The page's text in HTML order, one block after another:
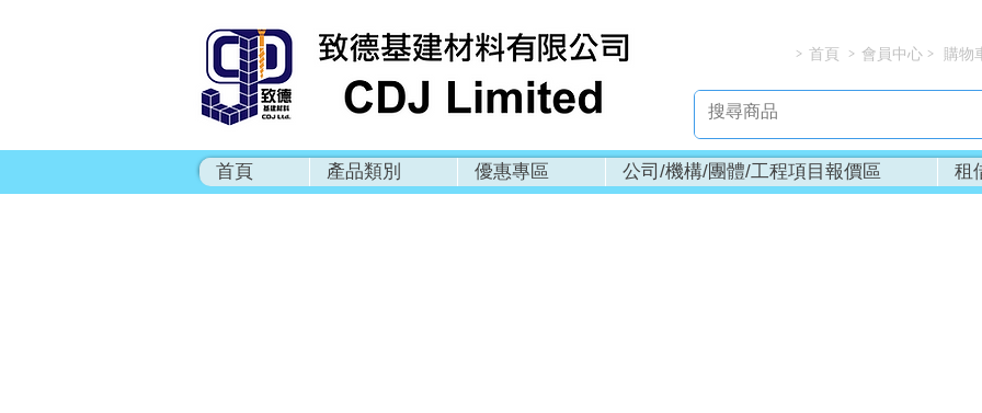
> > >
首頁 會員中心 購物
首頁 產品類別 優惠專區 公司/機構/團體/工程項目報價區 租